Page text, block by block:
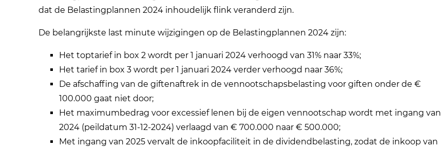
dat de Belastingplannen 2024 inhoudelijk flink veranderd zijn.
De belangrijkste last minute wijzigingen op de Belastingplannen 2024 zijn:
Het toptarief in box 2 wordt per 1 januari 2024 verhoogd van 31% naar 33%;
Het tarief in box 3 wordt per 1 januari 2024 verder verhoogd naar 36%;
De afschaffing van de giftenaftrek in de vennootschapsbelasting voor giften onder de €
100.000 gaat niet door;
Het maximumbedrag voor excessief lenen bij de eigen vennootschap wordt met ingang van
2024 (peildatum 31-12-2024) verlaagd van € 700.000 naar € 500.000;
Met ingang van 2025 vervalt de inkoopfaciliteit in de dividendbelasting, zodat de inkoop van